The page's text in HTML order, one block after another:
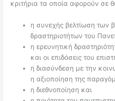
κριτήρια τα οποία αφορούν σε
η συνεχής βελτίωση των
δραστηριοτήτων του
η ερευνητική
και οι επιδόσεις του
η διασύνδεση με την
η αξιοποίηση της
η διεθνοποίηση και